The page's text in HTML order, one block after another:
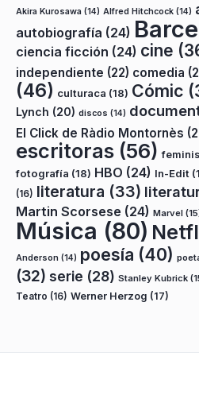
Akira Kurosawa (14) Alfred Hitchcock (14)
autobiografía (24)
ciencia ficción (24) cine
independiente (22) comedia
(46) culturaca (18) Cómic
Lynch (20) discos (14)
El Click de Ràdio Montornès
escritoras (56)
fotografía (18) HBO (24) In-Edit
(16) literatura (33)
Martin Scorsese (24) Marvel
Música (80)
Anderson (14) poesía (40)
(32) serie (28) Stanley Kubrick
Teatro (16) Werner Herzog (17)